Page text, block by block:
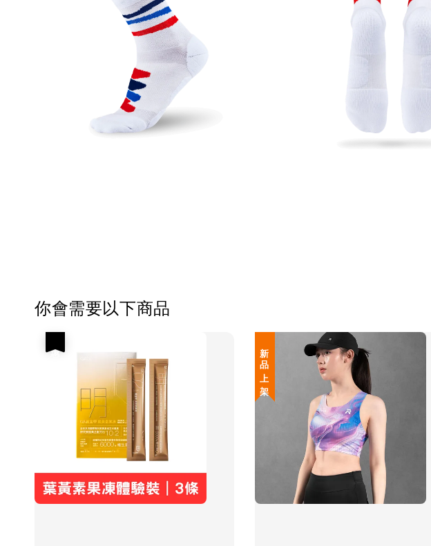
你會需要以下商品
新 品 上 架